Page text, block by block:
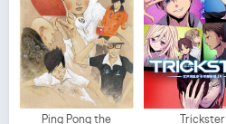
Ping Pong the
Trickster